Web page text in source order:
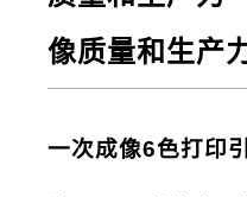
像质量和生产力
一次成像6色打印